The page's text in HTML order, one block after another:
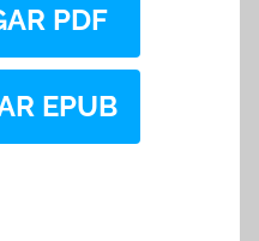
PDF
EPUB